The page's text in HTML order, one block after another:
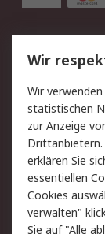
Service
Value
Hilfe
Rechtliches
RS
Cookie-
Wir
Wir
statistischen
zur Anzeige
Drittanbietern.
erklären Sie
essentiellen
Cookies
verwalten"
Sie auf "Alle